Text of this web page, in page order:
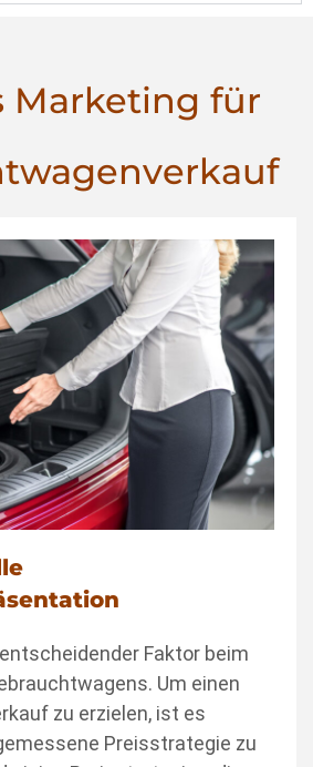
Marketing für
Faktor beim
Um einen
zu erzielen, ist es
Preisstrategie zu